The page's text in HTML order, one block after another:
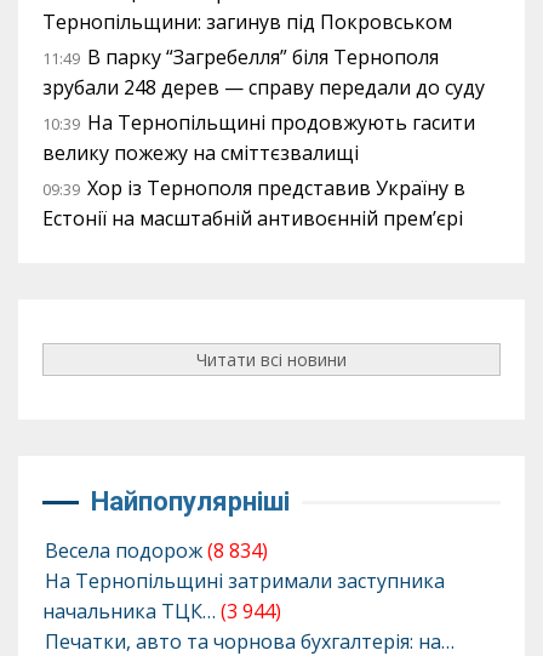
Тернопільщини: загинув під Покровськом
11:49 В парку “Загребелля” біля Тернополя
зрубали 248 дерев — справу передали до суду
10:39 На Тернопільщині продовжують гасити
велику пожежу на сміттєзвалищі
09:39 Хор із Тернополя представив Україну в
Естонії на масштабній антивоєнній прем’єрі
Читати всі новини
Найпопулярніші
Весела подорож(8 834)
На Тернопільщині затримали заступника
начальника ТЦК… (3 944)
Печатки, авто та чорнова бухгалтерія: на…